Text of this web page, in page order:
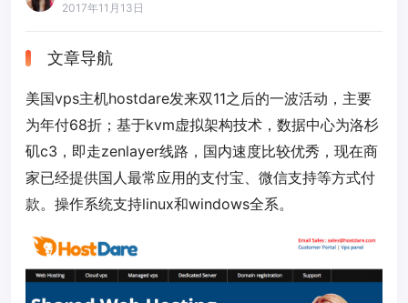
2017年11月13日
文章导航
美国vps主机hostdare发来双11之后的一波活动，主要
为年付68折；基于kvm虚拟架构技术，数据中心为洛杉
矶c3，即走zenlayer线路，国内速度比较优秀，现在商
家已经提供国人最常应用的支付宝、微信支持等方式付
款。操作系统支持linux和windows全系。